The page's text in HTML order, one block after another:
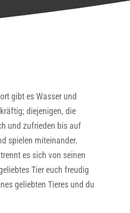
gibt es Wasser und
diejenigen, die
und zufrieden bis auf
spielen miteinander.
es sich von seinen
Tier euch freudig
geliebten Tieres und du